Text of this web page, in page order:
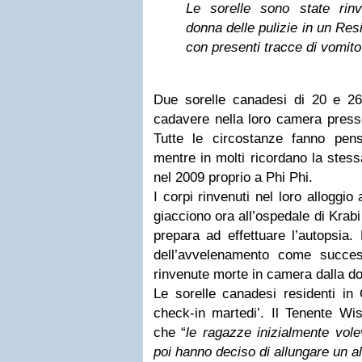
Le sorelle sono state
donna delle pulizie in un
con presenti tracce di
Due sorelle canadesi di 20 e
cadavere nella loro camera
Tutte le circostanze fanno
mentre in molti ricordano la
nel 2009 proprio a Phi Phi.
I corpi rinvenuti nel loro alloggio
giacciono ora all’ospedale di
prepara ad effettuare
dell’avvelenamento come
rinvenute morte in camera dalla
Le sorelle canadesi residenti in
check-in martedi’. Il Tenente
che “le ragazze inizialmente
poi hanno deciso di allungare un